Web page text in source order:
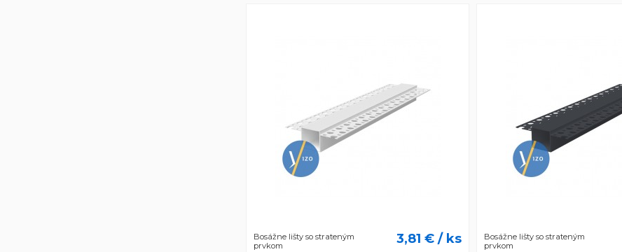
Bosážne lišty so strateným
prvkom
3,81 € / ks
Bosážne lišty so strateným
prvkom